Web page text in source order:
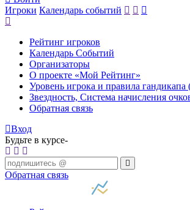
Игроки Календарь событий
Рейтинг игроков
Календарь Событий
Организаторы
О проекте «Мой Рейтинг»
Уровень игрока и правила гандикапа
Звездность, Система начисления
Обратная связь
Вход
Будьте в курсе-
Обратная связь